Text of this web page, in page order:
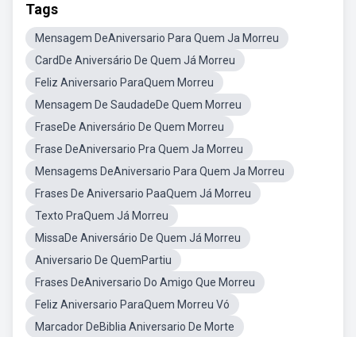
Tags
Mensagem DeAniversario Para Quem Ja Morreu
CardDe Aniversário De Quem Já Morreu
Feliz Aniversario ParaQuem Morreu
Mensagem De SaudadeDe Quem Morreu
FraseDe Aniversário De Quem Morreu
Frase DeAniversario Pra Quem Ja Morreu
Mensagems DeAniversario Para Quem Ja Morreu
Frases De Aniversario PaaQuem Já Morreu
Texto PraQuem Já Morreu
MissaDe Aniversário De Quem Já Morreu
Aniversario De QuemPartiu
Frases DeAniversario Do Amigo Que Morreu
Feliz Aniversario ParaQuem Morreu Vó
Marcador DeBiblia Aniversario De Morte